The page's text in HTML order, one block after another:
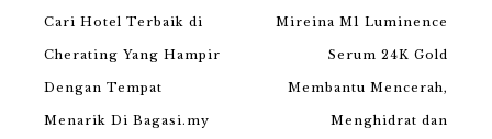
Cari Hotel Terbaik di
Cherating Yang Hampir
Dengan Tempat
Menarik Di Bagasi.my
Mireina M1 Luminence
Serum 24K Gold
Membantu Mencerah,
Menghidrat dan